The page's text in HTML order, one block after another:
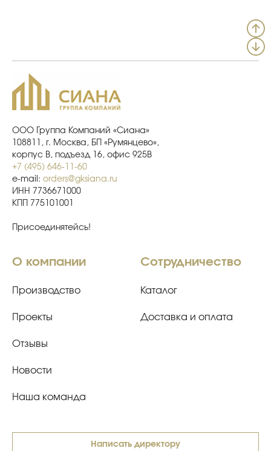
ООО Группа Компаний «Сиана»
108811, г. Москва, БП «Румянцево»,
корпус В, подъезд 16, офис 925В
+7 (495) 646-11-60
e-mail: orders@gksiana.ru
ИНН 7736671000
КПП 775101001
Присоединятейсь!
О компании
Производство
Проекты
Отзывы
Новости
Наша команда
Сотрудничество
Каталог
Доставка и оплата
Написать директору